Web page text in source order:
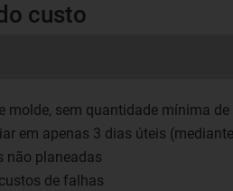
custo
molde, sem quantidade mínima
em apenas 3 dias úteis
não planeadas
de falhas